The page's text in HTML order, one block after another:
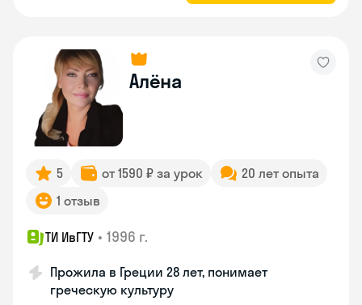
Алёна
5 от 1590 ₽ за урок
20 лет опыта
1 отзыв
ТИ ИвГТУ • 1996 г.
Прожила в Греции 28 лет, понимает
греческую культуру